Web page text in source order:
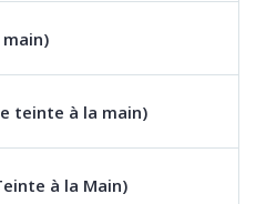
teinte à la main)
à la Main)